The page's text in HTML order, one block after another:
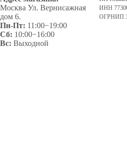
Москва Ул. Вернисажная
дом 6.
Пн-Пт: 11:00−19:00
Сб: 10:00−16:00
Вс: Выходной
ИНН
ОГРНИП